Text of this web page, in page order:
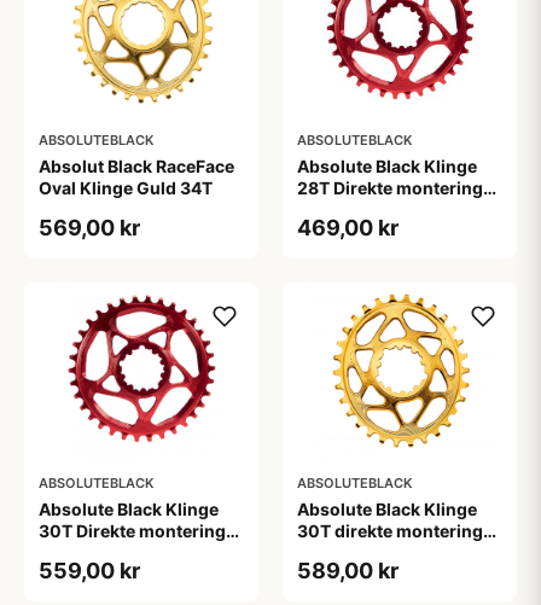
ABSOLUTEBLACK
Absolut Black RaceFace
Oval Klinge Guld 34T
569,00 kr
ABSOLUTEBLACK
Absolute Black Klinge
28T Direkte montering
469,00 kr
ABSOLUTEBLACK
Absolute Black Klinge
30T Direkte montering
Rød
559,00 kr
ABSOLUTEBLACK
Absolute Black Klinge
30T direkte montering
589,00 kr